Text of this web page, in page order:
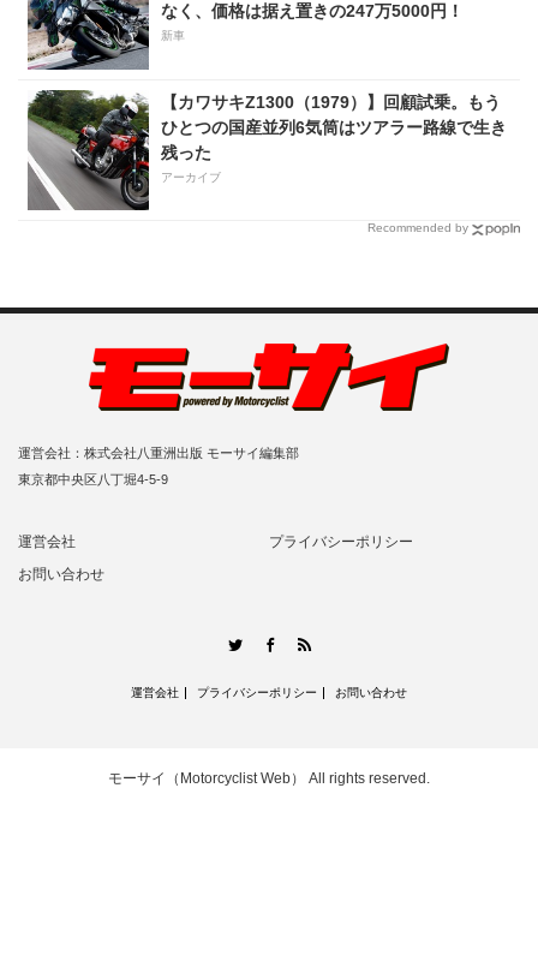
なく、価格は据え置きの247万5000円！
新車
【カワサキZ1300（1979）】回顧試乗。もう
ひとつの国産並列6気筒はツアラー路線で生き
残った
アーカイブ
Recommended by
運営会社：株式会社八重洲出版 モーサイ編集部
東京都中央区八丁堀4-5-9
運営会社
プライバシーポリシー
お問い合わせ
TwitterFacebook
運営会社 プライバシーポリシー お問い合わせ
モーサイ（Motorcyclist Web） All rights reserved.